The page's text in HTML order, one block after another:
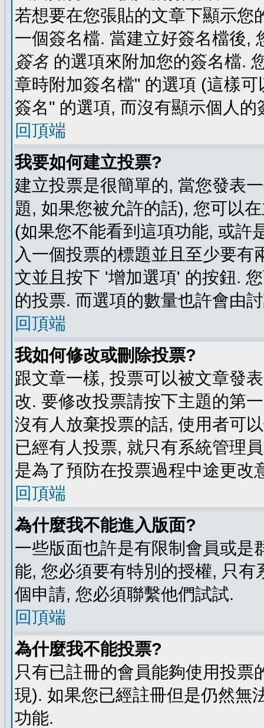
若想要在您張貼的文章下顯示您
一個簽名檔. 當建立好簽名檔後,
簽名 的選項來附加您的簽名檔.
章時附加簽名檔" 的選項 (這樣
簽名" 的選項, 而沒有顯示個人的
回頂端
我要如何建立投票?
建立投票是很簡單的, 當您發表
題, 如果您被允許的話), 您可以
(如果您不能看到這項功能, 或許
入一個投票的標題並且至少要
文並且按下 '增加選項' 的按鈕.
的投票. 而選項的數量也許會由
回頂端
我如何修改或刪除投票?
跟文章一樣, 投票可以被文章發
改. 要修改投票請按下主題的第
沒有人放棄投票的話, 使用者可
已經有人投票, 就只有系統管理
是為了預防在投票過程中途更改
回頂端
為什麼我不能進入版面?
一些版面也許是有限制會員或是
能, 您必須要有特別的授權, 只
個申請, 您必須聯繫他們試試.
回頂端
為什麼我不能投票?
只有已註冊的會員能夠使用投
現). 如果您已經註冊但是仍然無
功能.